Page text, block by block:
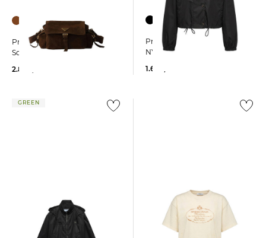
Prada | Damen
Schultertasche EXPLORER
2.800,00 €
Prada | Damen Jacke RE-
NYLON
1.650,00 €
GREEN